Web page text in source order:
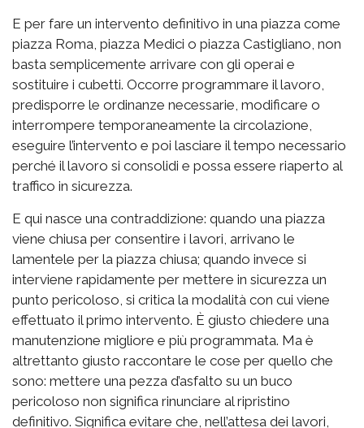
E per fare un intervento definitivo in una piazza come
piazza Roma, piazza Medici o piazza Castigliano, non
basta semplicemente arrivare con gli operai e
sostituire i cubetti. Occorre programmare il lavoro,
predisporre le ordinanze necessarie, modificare o
interrompere temporaneamente la circolazione,
eseguire l’intervento e poi lasciare il tempo necessario
perché il lavoro si consolidi e possa essere riaperto al
traffico in sicurezza.
E qui nasce una contraddizione: quando una piazza
viene chiusa per consentire i lavori, arrivano le
lamentele per la piazza chiusa; quando invece si
interviene rapidamente per mettere in sicurezza un
punto pericoloso, si critica la modalità con cui viene
effettuato il primo intervento. È giusto chiedere una
manutenzione migliore e più programmata. Ma è
altrettanto giusto raccontare le cose per quello che
sono: mettere una pezza d’asfalto su un buco
pericoloso non significa rinunciare al ripristino
definitivo. Significa evitare che, nell’attesa dei lavori,